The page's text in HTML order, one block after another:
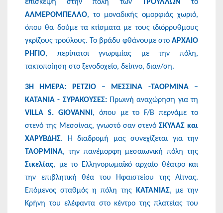
επίσκεψη στην πόλη των ΤΡΟΥΛΛΩΝτο
ΑΛΜΕΡΟΜΠΕΛΛΟ, το μοναδικής ομορφιάς χωριό,
όπου θα δούμε τα κτίσματα με τους ιδιόρρυθμους
γκρίζους τρούλους. Το βράδυ φθάνουμε στο ΑΡΧΑΙΟ
ΡΗΓΙΟ, περίπατοι γνωριμίας με την πόλη,
τακτοποίηση στο ξενοδοχείο, δείπνο, διαν/ση.
3Η ΗΜΕΡΑ: ΡΕΤΖΙΟ – ΜΕΣΣΙΝΑ -ΤΑΟΡΜΙΝΑ –
ΚΑΤΑΝΙΑ - ΣΥΡΑΚΟΥΣΕΣ:Πρωινή αναχώρηση για τη
VILLA S. GIOVANNI , όπου με το F/B περνάμε το
στενό της Μεσσίνας, γνωστό σαν στενό ΣΚΥΛΑΣ και
ΧΑΡΥΒΔΗΣ. Η διαδρομή μας συνεχίζεται για την
ΤΑΟΡΜΙΝΑ, την πανέμορφη μεσαιωνική πόλη της
Σικελίας, με το Ελληνορωμαϊκό αρχαίο θέατρο και
την επιβλητική θέα του Ηφαιστείου της Αίτνας.
Επόμενος σταθμός η πόλη της
ΚΑΤΑΝΙΑΣ, με την
Κρήνη του ελέφαντα στο κέντρο της πλατείας του